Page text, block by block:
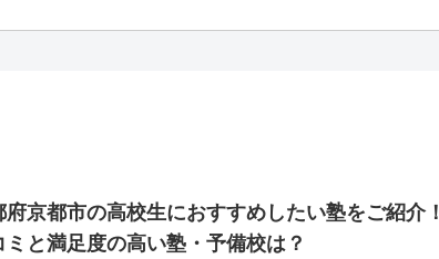
府京都市の高校生におすすめしたい塾をご紹介！
ミと満足度の高い塾・予備校は？